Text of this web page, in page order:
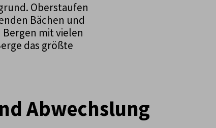
Oberstaufen
Bächen und
mit vielen
das größte
Abwechslung